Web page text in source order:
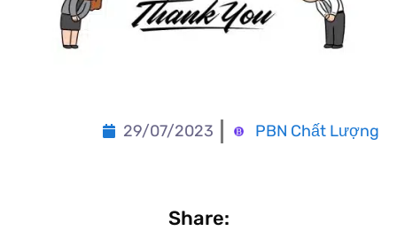
29/07/2023 PBN Chất Lượng
Share: